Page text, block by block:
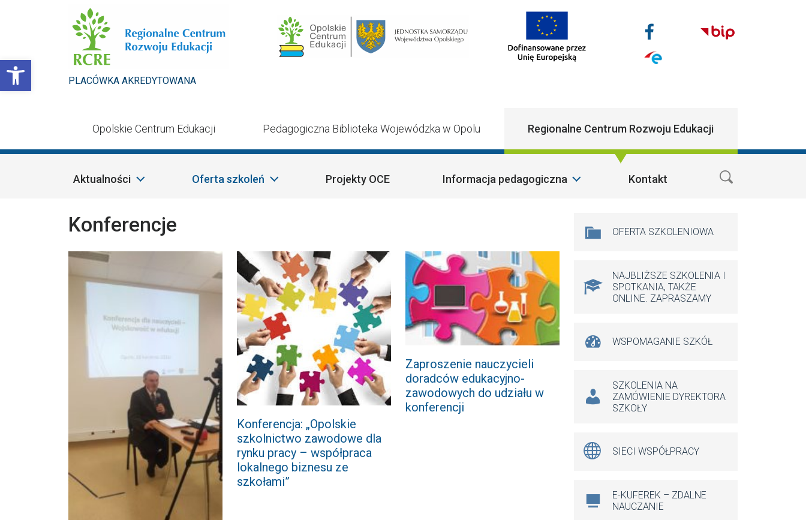
Otwórz pasek narzędzi
PLACÓWKA AKREDYTOWANA
Nasze media
Facebook
Opolskie Centrum Edukacji Pedagogiczna Biblioteka Wojewódzka w Opolu Regionalne Centrum Rozwoju Edukacji
Aktualności Oferta szkoleń Projekty OCE Informacja pedagogiczna Kontakt
Konferencje
Konferencja: „Opolskie
szkolnictwo zawodowe dla
rynku pracy – współpraca
lokalnego biznesu ze
szkołami”
Zaproszenie nauczycieli
doradców edukacyjno-
zawodowych do udziału w
konferencji
Na skróty
OFERTA SZKOLENIOWA
NAJBLIŻSZE SZKOLENIA I
SPOTKANIA, TAKŻE
ONLINE. ZAPRASZAMY
WSPOMAGANIE SZKÓŁ
SZKOLENIA NA
ZAMÓWIENIE DYREKTORA
SZKOŁY
SIECI WSPÓŁPRACY
E-KUFEREK – ZDALNE
NAUCZANIE